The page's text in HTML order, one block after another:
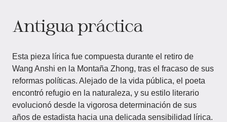
Antigua práctica
Esta pieza lírica fue compuesta durante el retiro de
Wang Anshi en la Montaña Zhong, tras el fracaso de sus
reformas políticas. Alejado de la vida pública, el poeta
encontró refugio en la naturaleza, y su estilo literario
evolucionó desde la vigorosa determinación de sus
años de estadista hacia una delicada sensibilidad lírica.